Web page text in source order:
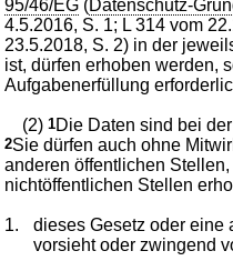
95/46/EG (Datenschutz-
4.5.2016, S. 1; L 314 vom
23.5.2018, S. 2) in der
ist, dürfen erhoben werden,
Aufgabenerfüllung
(2)1Die Daten sind bei
2Sie dürfen auch ohne
anderen öffentlichen
nichtöffentlichen Stellen
1.
dieses Gesetz oder eine
vorsieht oder zwingend